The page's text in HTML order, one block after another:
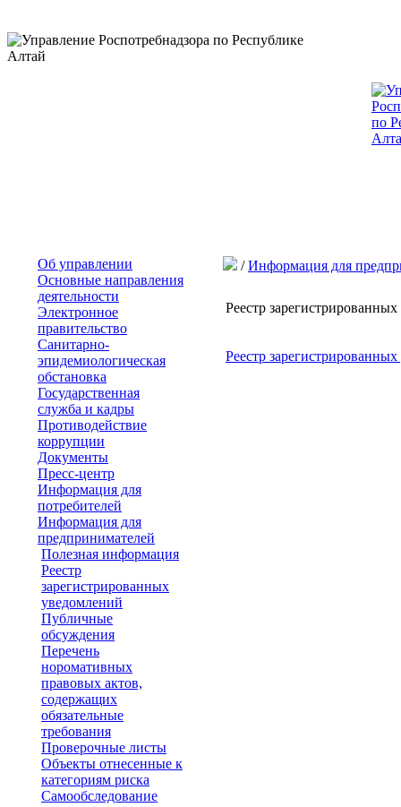
Об управлении
Основные направления
деятельности
Электронное
правительство
Санитарно-
эпидемиологическая
обстановка
Государственная
служба и кадры
Противодействие
коррупции
Документы
Пресс-центр
Информация для
потребителей
Информация для
предпринимателей
Полезная информация
Реестр
зарегистрированных
уведомлений
Публичные
обсуждения
Перечень
норомативных
правовых актов,
содержащих
обязательные
требования
Проверочные листы
Объекты отнесенные к
категориям риска
Самообследование
/Информация для
Реестр
Реестр